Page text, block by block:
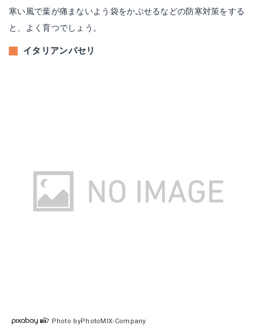
寒い風で葉が痛まないよう袋をかぶせるなどの防寒対策をする
と、よく育つでしょう。
イタリアンパセリ
Photo byPhotoMIX-Company